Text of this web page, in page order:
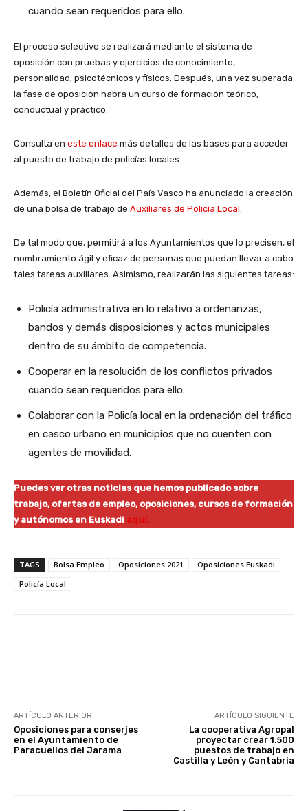
cuando sean requeridos para ello.
El proceso selectivo se realizará mediante el sistema de
oposición con pruebas y ejercicios de conocimiento,
personalidad, psicotécnicos y físicos. Después, una vez superada
la fase de oposición habrá un curso de formación teórico,
conductual y práctico.
Consulta en este enlace más detalles de las bases para acceder
al puesto de trabajo de policías locales.
Además, el Boletín Oficial del País Vasco ha anunciado la creación
de una bolsa de trabajo de Auxiliares de Policía Local.
De tal modo que, permitirá a los Ayuntamientos que lo precisen, el
nombramiento ágil y eficaz de personas que puedan llevar a cabo
tales tareas auxiliares. Asimismo, realizarán las siguientes tareas:
Policía administrativa en lo relativo a ordenanzas,
bandos y demás disposiciones y actos municipales
dentro de su ámbito de competencia.
Cooperar en la resolución de los conflictos privados
cuando sean requeridos para ello.
Colaborar con la Policía local en la ordenación del tráfico
en casco urbano en municipios que no cuenten con
agentes de movilidad.
Puedes ver otras noticias que hemos publicado sobre
trabajo, ofertas de empleo, oposiciones, cursos de formación
y autónomos en Euskadi aquí.
TAGS Bolsa Empleo Oposiciones 2021
Oposiciones Euskadi
Policía Local
ARTÍCULO ANTERIOR
Oposiciones para conserjes
en el Ayuntamiento de
Paracuellos del Jarama
ARTÍCULO SIGUIENTE
La cooperativa Agropal
proyectar crear 1.500
puestos de trabajo en
Castilla y León y Cantabria